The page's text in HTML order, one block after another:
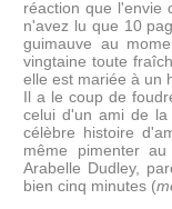
réaction que l'envie
n'avez lu que 10
guimauve au
vingtaine toute
elle est mariée à un
Il a le coup de
celui d'un ami de
célèbre histoire
même pimenter
Arabelle Dudley,
bien cinq minutes (